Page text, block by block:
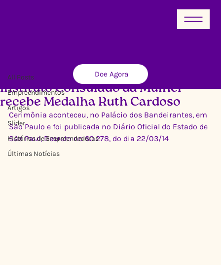
Doe Agora
All Posts
Empreendimentos
Artigos
Slider
Histórias de Empreendedoras
Últimas Notícias
Instituto Consulado da Mulher
recebe Medalha Ruth Cardoso
Ricardo Xavier 28 de mar. de 20142 min de leitura
Cerimônia aconteceu, no Palácio dos Bandeirantes, em
São Paulo e foi publicada no Diário Oficial do Estado de
São Paul, Decreto nº 60.278, do dia 22/03/14